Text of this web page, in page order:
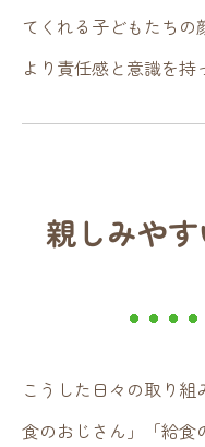
てくれる子どもたちの
より責任感と意識を持
親しみや
こうした日々の取り
食のおじさん」「給食